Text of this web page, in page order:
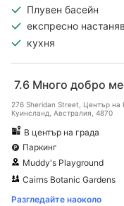
Плувен басейн
експресно
напускане
кухня
7.6 Много добро
276 Sheridan Street, Център на
Куинсланд, Австралия, 4870
В център на града
Паркинг
Muddy's Playground
Cairns Botanic Gardens
Разгледайте наоколо